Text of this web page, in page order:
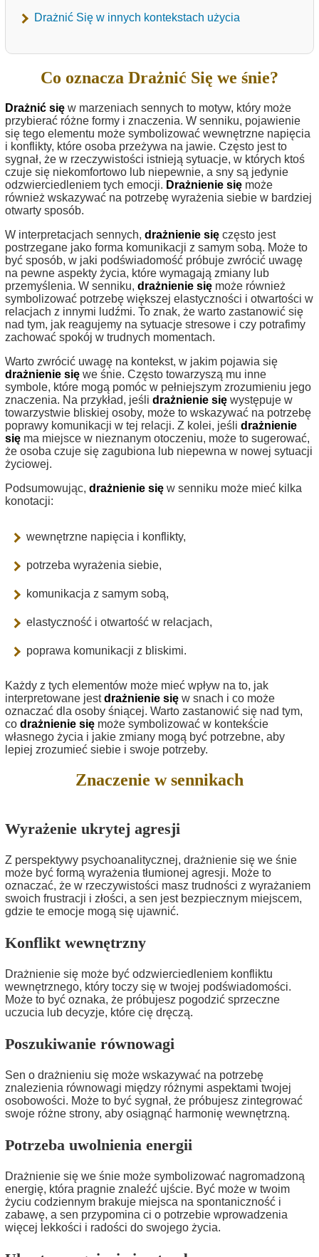
Drażnić Się w innych kontekstach użycia
Co oznacza Drażnić Się we śnie?
Drażnić się w marzeniach sennych to motyw, który może
przybierać różne formy i znaczenia. W senniku, pojawienie
się tego elementu może symbolizować wewnętrzne napięcia
i konflikty, które osoba przeżywa na jawie. Często jest to
sygnał, że w rzeczywistości istnieją sytuacje, w których ktoś
czuje się niekomfortowo lub niepewnie, a sny są jedynie
odzwierciedleniem tych emocji. Drażnienie się może
również wskazywać na potrzebę wyrażenia siebie w bardziej
otwarty sposób.
W interpretacjach sennych, drażnienie się często jest
postrzegane jako forma komunikacji z samym sobą. Może to
być sposób, w jaki podświadomość próbuje zwrócić uwagę
na pewne aspekty życia, które wymagają zmiany lub
przemyślenia. W senniku, drażnienie się może również
symbolizować potrzebę większej elastyczności i otwartości w
relacjach z innymi ludźmi. To znak, że warto zastanowić się
nad tym, jak reagujemy na sytuacje stresowe i czy potrafimy
zachować spokój w trudnych momentach.
Warto zwrócić uwagę na kontekst, w jakim pojawia się
drażnienie się we śnie. Często towarzyszą mu inne
symbole, które mogą pomóc w pełniejszym zrozumieniu jego
znaczenia. Na przykład, jeśli drażnienie się występuje w
towarzystwie bliskiej osoby, może to wskazywać na potrzebę
poprawy komunikacji w tej relacji. Z kolei, jeśli drażnienie
się ma miejsce w nieznanym otoczeniu, może to sugerować,
że osoba czuje się zagubiona lub niepewna w nowej sytuacji
życiowej.
Podsumowując, drażnienie się w senniku może mieć kilka
konotacji:
wewnętrzne napięcia i konflikty,
potrzeba wyrażenia siebie,
komunikacja z samym sobą,
elastyczność i otwartość w relacjach,
poprawa komunikacji z bliskimi.
Każdy z tych elementów może mieć wpływ na to, jak
interpretowane jestdrażnienie się w snach i co może
oznaczać dla osoby śniącej. Warto zastanowić się nad tym,
co drażnienie się może symbolizować w kontekście
własnego życia i jakie zmiany mogą być potrzebne, aby
lepiej zrozumieć siebie i swoje potrzeby.
Znaczenie w sennikach
Wyrażenie ukrytej agresji
Z perspektywy psychoanalitycznej, drażnienie się we śnie
może być formą wyrażenia tłumionej agresji. Może to
oznaczać, że w rzeczywistości masz trudności z wyrażaniem
swoich frustracji i złości, a sen jest bezpiecznym miejscem,
gdzie te emocje mogą się ujawnić.
Konflikt wewnętrzny
Drażnienie się może być odzwierciedleniem konfliktu
wewnętrznego, który toczy się w twojej podświadomości.
Może to być oznaka, że próbujesz pogodzić sprzeczne
uczucia lub decyzje, które cię dręczą.
Poszukiwanie równowagi
Sen o drażnieniu się może wskazywać na potrzebę
znalezienia równowagi między różnymi aspektami twojej
osobowości. Może to być sygnał, że próbujesz zintegrować
swoje różne strony, aby osiągnąć harmonię wewnętrzną.
Potrzeba uwolnienia energii
Drażnienie się we śnie może symbolizować nagromadzoną
energię, która pragnie znaleźć ujście. Być może w twoim
życiu codziennym brakuje miejsca na spontaniczność i
zabawę, a sen przypomina ci o potrzebie wprowadzenia
więcej lekkości i radości do swojego życia.